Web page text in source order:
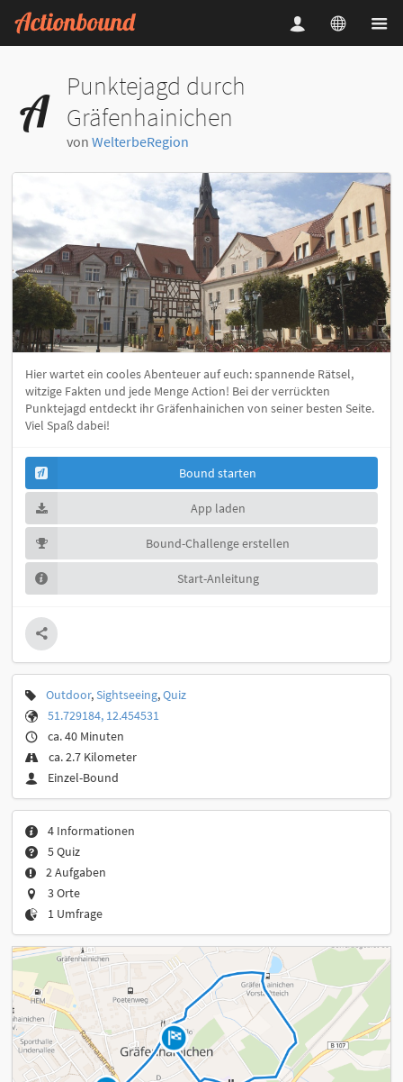
Punktejagd durch
Gräfenhainichen
von WelterbeRegion
Hier wartet ein cooles Abenteuer auf euch: spannende Rätsel,
witzige Fakten und jede Menge Action! Bei der verrückten
Punktejagd entdeckt ihr Gräfenhainichen von seiner besten Seite.
Viel Spaß dabei!
Bound starten
App laden
Bound-Challenge erstellen
Start-Anleitung
Outdoor,Sightseeing,Quiz
51.729184, 12.454531
ca. 40 Minuten
ca. 2.7 Kilometer
Einzel-Bound
4 Informationen
5 Quiz
2 Aufgaben
3 Orte
1 Umfrage